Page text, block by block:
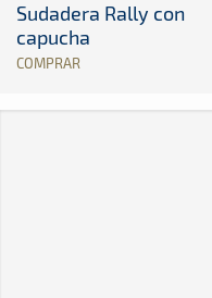
Sudadera Rally con
capucha
COMPRAR